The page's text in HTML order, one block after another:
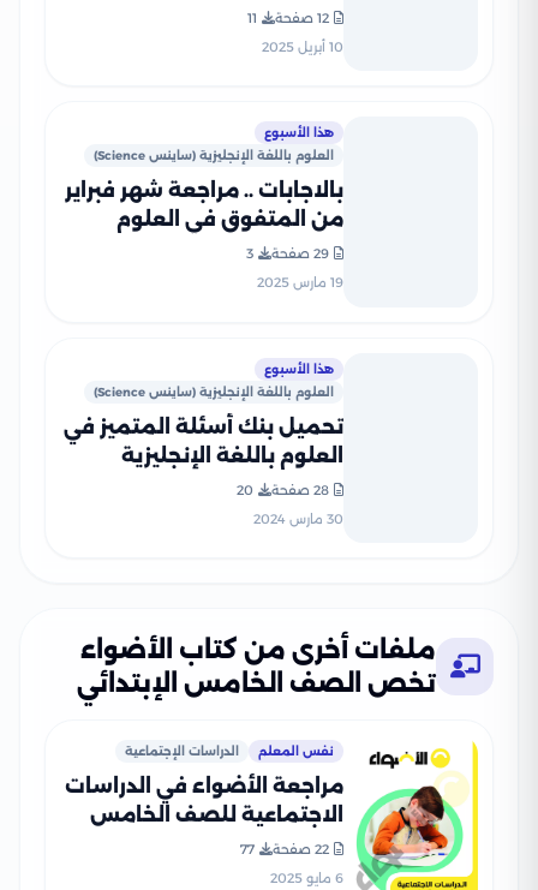
Science لخامسه ابتدائي على
12 صفحة
11
10 أبريل 2025
هذا الأسبوع
العلوم باللغة الإنجليزية (ساينس Science)
بالاجابات .. مراجعة شهر فبراير
من المتفوق في العلوم
29 صفحة
3
19 مارس 2025
هذا الأسبوع
العلوم باللغة الإنجليزية (ساينس Science)
تحميل بنك أسئلة المتميز في
العلوم باللغة الإنجليزية
(ساينس) لشهر مارس للصف
الخامس الابتدائي مع إجاباته
28 صفحة
20
30 مارس 2024
ملفات أخرى من كتاب الأضواء
تخص الصف الخامس الإبتدائي
نفس المعلم الدراسات الإجتماعية
مراجعة الأضواء في الدراسات
الاجتماعية للصف الخامس
PDF بالاجابات
22 صفحة
77
6 مايو 2025